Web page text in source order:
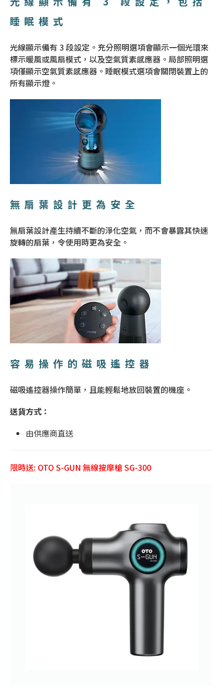
睡眠模式
光線顯示備有 3 段設定。充分照明選項會顯示一個光環來
標示暖風或風扇模式，以及空氣質素感應器。局部照明選
項僅顯示空氣質素感應器。睡眠模式選項會關閉裝置上的
所有顯示燈。
無扇葉設計更為安全
無扇葉設計產生持續不斷的淨化空氣，而不會暴露其快速
旋轉的扇葉，令使用時更為安全。
容易操作的磁吸遙控器
磁吸遙控器操作簡單，且能輕鬆地放回裝置的機座。
送貨方式：
由供應商直送
限時送: OTO S-GUN 無線按摩槍 SG-300